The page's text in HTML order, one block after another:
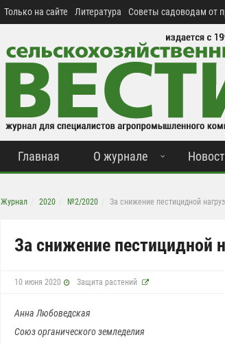
Только на сайте Литература Советы садоводам от
Главная О журнале
Журнал 2020 №2/2020 За снижение пестицидной
За снижение пестицидной
10 июня 2020 Защита растений
Анна Любоведская
Союз органического земледелия